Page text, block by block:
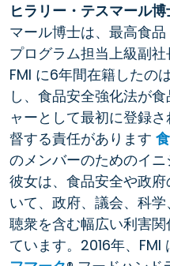
ヒラリー・テスマール
マール博士は、最高食
プログラム担当上級副
FMI に6年間在籍したの
し、食品安全強化法が
ャーとして最初に登録
督する責任があります
のメンバーのためのイニ
彼女は、食品安全や政
いて、政府、議会、科
聴衆を含む幅広い利害
ています。2016年、FMI